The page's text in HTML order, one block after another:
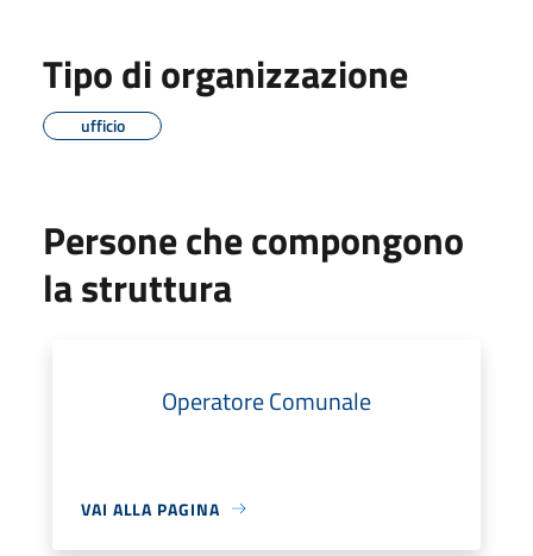
Tipo di organizzazione
ufficio
Persone che compongono
la struttura
Operatore Comunale
VAI ALLA PAGINA